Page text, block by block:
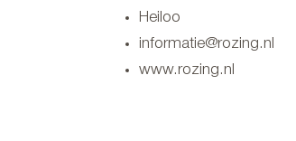
Heiloo
informatie@rozing.nl
www.rozing.nl